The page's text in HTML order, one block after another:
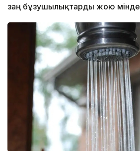
заң бұзушылықтарды жою